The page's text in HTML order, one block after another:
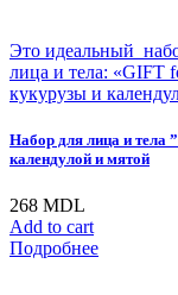
Это идеальный
лица и тела: «GIFT
кукурузы и
Набор для лица и тела
календулой и мятой
268 MDL
Add to cart
Подробнее